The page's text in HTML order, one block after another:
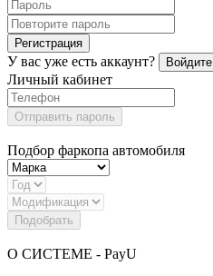
Регистрация
У вас уже есть аккаунт? Войдите
Личный кабинет
Отправить пароль
Подбор фаркопа автомобиля
Подобрать
О СИСТЕМЕ - PayU